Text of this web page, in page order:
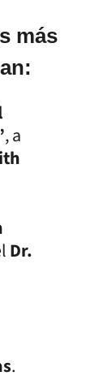
más
, a
Dr.
.